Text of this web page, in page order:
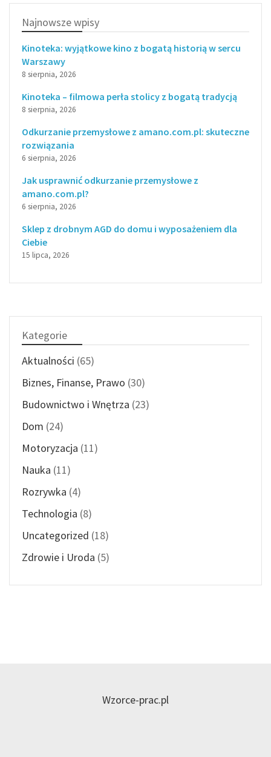
Najnowsze wpisy
Kinoteka: wyjątkowe kino z bogatą historią w sercu
Warszawy
8 sierpnia, 2026
Kinoteka – filmowa perła stolicy z bogatą tradycją
8 sierpnia, 2026
Odkurzanie przemysłowe z amano.com.pl: skuteczne
rozwiązania
6 sierpnia, 2026
Jak usprawnić odkurzanie przemysłowe z
amano.com.pl?
6 sierpnia, 2026
Sklep z drobnym AGD do domu i wyposażeniem dla
Ciebie
15 lipca, 2026
Kategorie
Aktualności (65)
Biznes, Finanse, Prawo (30)
Budownictwo i Wnętrza (23)
Dom (24)
Motoryzacja (11)
Nauka (11)
Rozrywka (4)
Technologia (8)
Uncategorized (18)
Zdrowie i Uroda (5)
Wzorce-prac.pl